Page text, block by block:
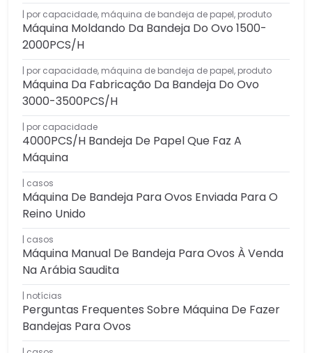
por capacidade, máquina de bandeja de papel, produto
Máquina Moldando Da Bandeja Do Ovo 1500-
2000PCS/H
por capacidade, máquina de bandeja de papel, produto
Máquina Da Fabricação Da Bandeja Do Ovo
3000-3500PCS/H
por capacidade
4000PCS/H Bandeja De Papel Que Faz A
Máquina
casos
Máquina De Bandeja Para Ovos Enviada Para O
Reino Unido
casos
Máquina Manual De Bandeja Para Ovos À Venda
Na Arábia Saudita
notícias
Perguntas Frequentes Sobre Máquina De Fazer
Bandejas Para Ovos